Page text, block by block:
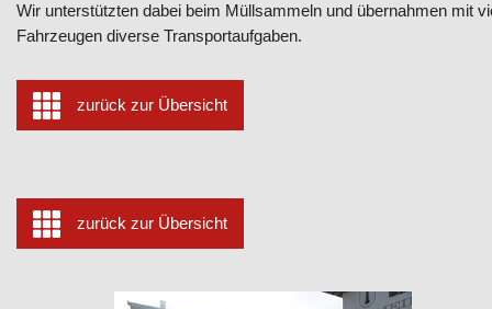
Wir unterstützten dabei beim Müllsammeln und übernahmen mit
Fahrzeugen diverse Transportaufgaben.
zurück zur Übersicht
zurück zur Übersicht